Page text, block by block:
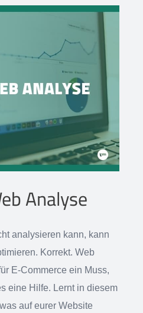
Analyse
analysieren kann, kann
Korrekt. Web
E-Commerce ein Muss,
eine Hilfe. Lernt in diesem
auf eurer Website